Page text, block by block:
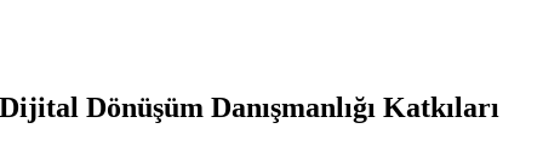
Dijital Dönüşüm Danışmanlığı Katkıları